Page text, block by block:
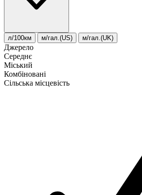
л/100км м/гал.(US) м/гал.(UK)
Джерело
Середнє
Міський
Комбіновані
Сільська місцевість